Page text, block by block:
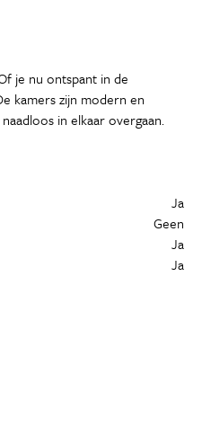
je nu ontspant in de
kamers zijn modern en
in elkaar overgaan.
Ja
Geen
Ja
Ja